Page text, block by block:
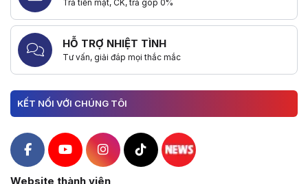
Trả tiền mặt, CK, trả góp 0%
HỖ TRỢ NHIỆT TÌNH
Tư vấn, giải đáp mọi thắc mắc
KẾT NỐI VỚI CHÚNG TÔI
Hacom Facebook
Hacom YouTube
Hacom Instagram
Hacom TikTok
Website thành viên